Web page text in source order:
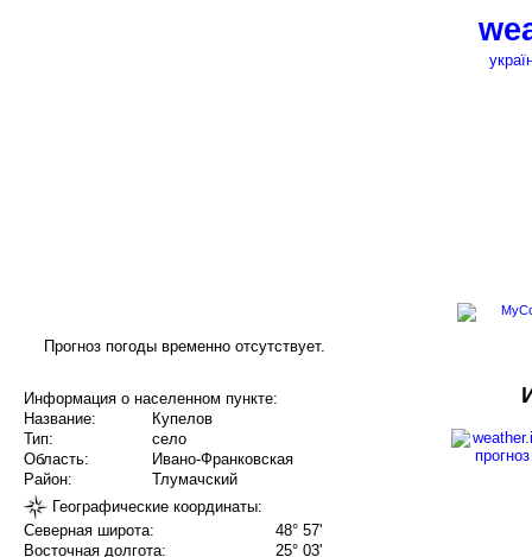
Прогноз погоды временно отсутствует.
Информация о населенном пункте:
Название:
Купелов
Тип:
село
Область:
Ивано-Франковская
Район:
Тлумачский
Географические координаты:
Северная широта:
48° 57'
Восточная долгота:
25° 03'